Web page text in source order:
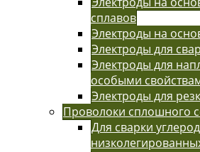
сплавов
Электроды на
Электроды для
Электроды для
особыми
Электроды для
Проволоки сплошного
Для сварки